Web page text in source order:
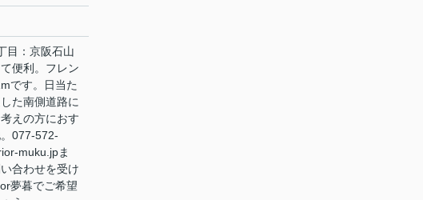
目：京阪石山
便利。フレン
です。日当た
た南側道路に
えの方におす
077-572-
muku.jpま
合わせを受け
夢暮でご希望